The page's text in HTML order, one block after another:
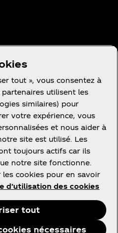
contenus et des
marques, des produits et
du groupe The Coca‑Cola
tout », vous consentez à
partenaires utilisent les
similaires) pour
votre expérience, vous
et nous aider à
site est utilisé. Les
toujours actifs car ils
notre site fonctionne.
cookies pour en savoir
d’utilisation des cookies
tout
nécessaires